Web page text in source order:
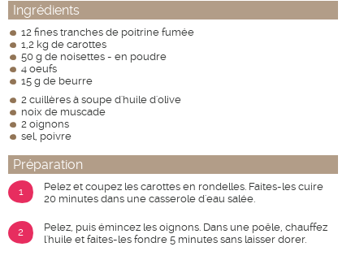
Ingrédients
12 fines tranches de poitrine fumée
1,2 kg de carottes
50 g de noisettes - en poudre
4 oeufs
15 g de beurre
2 cuillères à soupe d'huile d'olive
noix de muscade
2 oignons
sel, poivre
Préparation
1
Pelez et coupez les carottes en rondelles. Faites-les cuire
20 minutes dans une casserole d'eau salée.
2
Pelez, puis émincez les oignons. Dans une poêle, chauffez
l'huile et faites-les fondre 5 minutes sans laisser dorer.